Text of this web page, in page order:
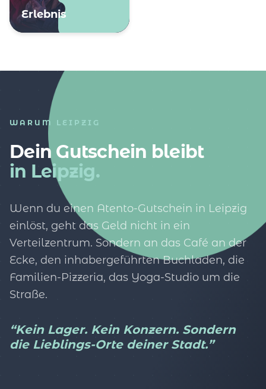
Erlebnis
WARUM LEIPZIG
Dein Gutschein bleibt
in Leipzig.
Wenn du einen Atento-Gutschein in Leipzig
einlöst, geht das Geld nicht in ein
Verteilzentrum. Sondern an das Café an der
Ecke, den inhabergeführten Buchladen, die
Familien-Pizzeria, das Yoga-Studio um die
Straße.
“Kein Lager. Kein Konzern. Sondern
die Lieblings-Orte deiner Stadt.”